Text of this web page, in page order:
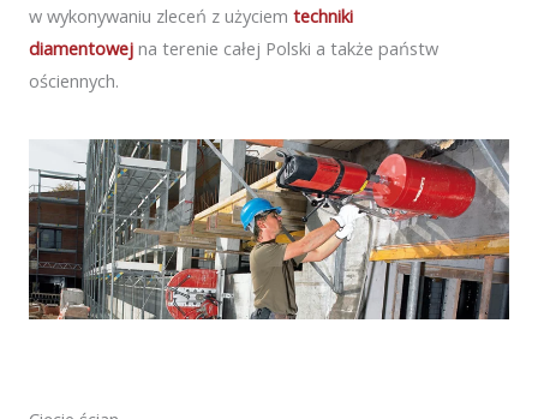
w wykonywaniu zleceń z użyciem techniki
diamentowej na terenie całej Polski a także państw
ościennych.